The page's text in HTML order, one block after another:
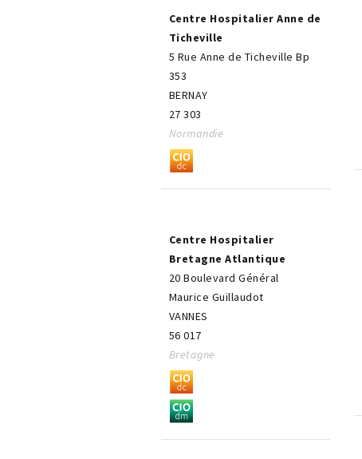
Centre Hospitalier Anne de
Ticheville
5 Rue Anne de Ticheville Bp
353
BERNAY
27 303
Normandie
Centre Hospitalier
Bretagne Atlantique
20 Boulevard Général
Maurice Guillaudot
VANNES
56 017
Bretagne